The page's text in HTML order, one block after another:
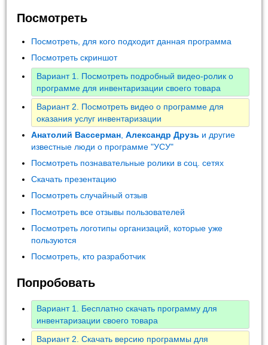
Посмотреть
Посмотреть, для кого подходит данная программа
Посмотреть скриншот
Вариант 1. Посмотреть подробный видео-ролик о
программе для инвентаризации своего товара
Вариант 2. Посмотреть видео о программе для
оказания услуг инвентаризации
Анатолий Вассерман ,Александр Друзь и другие
известные люди о программе "УСУ"
Посмотреть познавательные ролики в соц. сетях
Скачать презентацию
Посмотреть случайный отзыв
Посмотреть все отзывы пользователей
Посмотреть логотипы организаций, которые уже
пользуются
Посмотреть, кто разработчик
Попробовать
Вариант 1. Бесплатно скачать программу для
инвентаризации своего товара
Вариант 2. Скачать версию программы для